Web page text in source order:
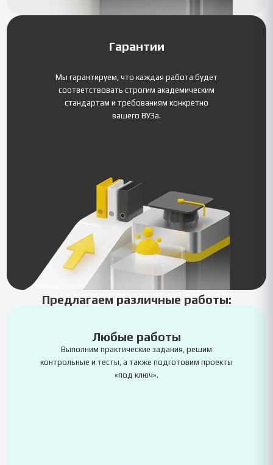
Гарантии
Мы гарантируем, что каждая работа будет
соответствовать строгим академическим
стандартам и требованиям конкретно
вашего ВУЗа.
Предлагаем различные работы:
Любые работы
Выполним практические задания, решим
контрольные и тесты, а также подготовим проекты
«под ключ».